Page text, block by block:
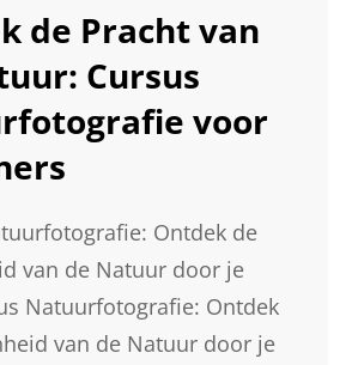
de Pracht van
Cursus
voor
Ontdek de
van de Natuur door je
Natuurfotografie: Ontdek
van de Natuur door je